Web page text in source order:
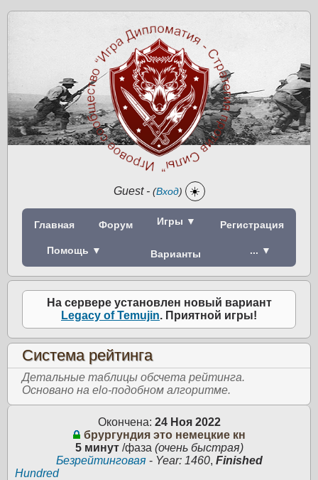
Guest- (Вход) ☀️
Главная Форум Игры ▼ Регистрация
Помощь ▼ Варианты ... ▼
На сервере установлен новый вариант
Legacy of Temujin. Приятной игры!
Система рейтинга
Детальные таблицы обсчета рейтинга.
Основано на elo-подобном алгоритме.
Окончена: 24 Ноя 2022
брургундия это немецкие кн
5 минут/фаза (очень быстрая)
Безрейтинговая- Year: 1460, Finished
Hundred